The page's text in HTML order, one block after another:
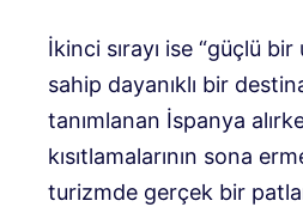
İkinci sırayı ise “güçlü bir
sahip dayanıklı bir
tanımlanan İspanya
kısıtlamalarının sona
turizmde gerçek bir